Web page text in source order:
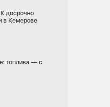
досрочно
в Кемерове
топлива — с